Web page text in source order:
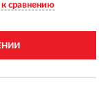
сравнению